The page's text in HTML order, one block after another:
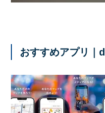
おすすめアプリ｜